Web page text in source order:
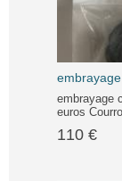
embrayage
euros
110 €